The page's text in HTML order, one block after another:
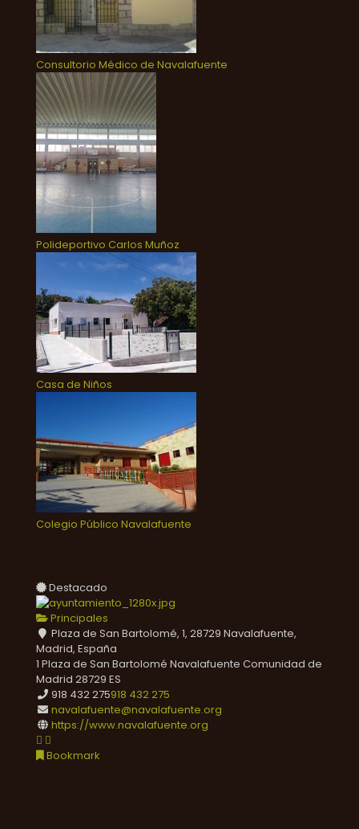
Consultorio Médico de Navalafuente
Polideportivo Carlos Muñoz
Casa de Niños
Colegio Público Navalafuente
Destacado
Principales
Plaza de San Bartolomé, 1, 28729 Navalafuente,
Madrid, España
1 Plaza de San Bartolomé Navalafuente Comunidad de
Madrid 28729 ES
918 432 275918 432 275
navalafuente@navalafuente.org
https://www.navalafuente.org
Bookmark